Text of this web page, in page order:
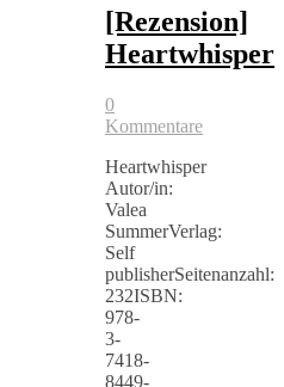
[Rezension]
Heartwhisper
0
Kommentare
Heartwhisper
Autor/in:
Valea
SummerVerlag:
Self
publisherSeitenanzahl:
232ISBN:
978-
3-
7418-
8449-